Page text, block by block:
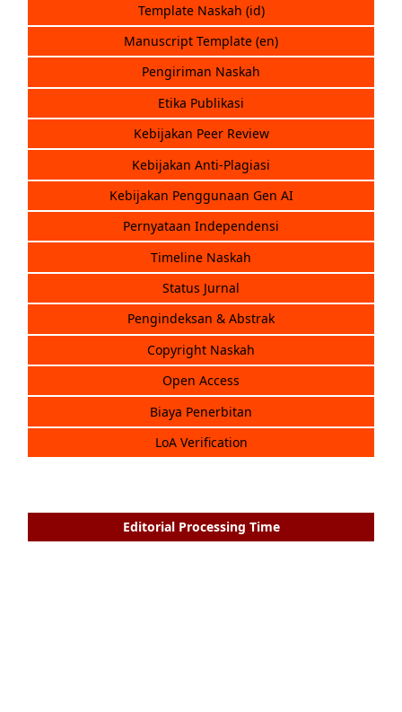
Template Naskah (id)
Manuscript Template (en)
Pengiriman Naskah
Etika Publikasi
Kebijakan Peer Review
Kebijakan Anti-Plagiasi
Kebijakan Penggunaan Gen AI
Pernyataan Independensi
Timeline Naskah
Status Jurnal
Pengindeksan & Abstrak
Copyright Naskah
Open Access
Biaya Penerbitan
LoA Verification
Editorial Processing Time